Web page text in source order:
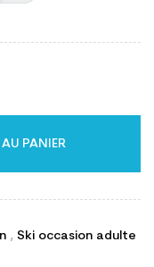
PANIER
, Ski occasion adulte